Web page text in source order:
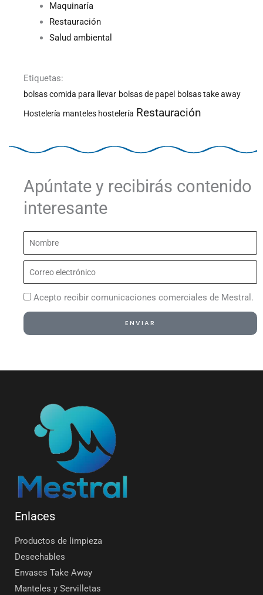
Maquinaría
Restauración
Salud ambiental
Etiquetas:
bolsas comida para llevar bolsas de papel bolsas take away
Hostelería manteles hostelería Restauración
Apúntate y recibirás contenido
interesante
Nombre
Correo
electrónico
Acepto recibir comunicaciones comerciales de Mestral.
ENVIAR
Enlaces
Productos de limpieza
Desechables
Envases Take Away
Manteles y Servilletas